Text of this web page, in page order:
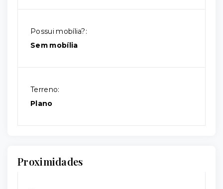
Possui mobília?:
Sem mobília
Terreno:
Plano
Proximidades